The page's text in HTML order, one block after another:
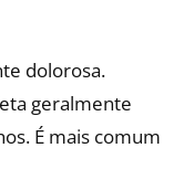
dolorosa.
geralmente
É mais comum